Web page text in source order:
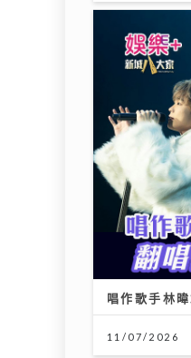
MIRROR新
告年底演唱
品
08/08/2026